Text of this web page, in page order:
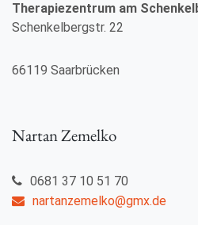
Therapiezentrum am
Schenkelbergstr. 22
66119 Saarbrücken
Nartan Zemelko
0681 37 10 51 70
nartanzemelko@gmx.de